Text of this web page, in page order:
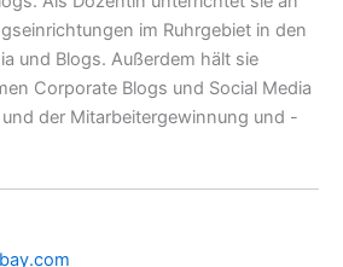
im Ruhrgebiet in den
und Blogs. Außerdem hält sie
Corporate Blogs und Social Media
der Mitarbeitergewinnung und -